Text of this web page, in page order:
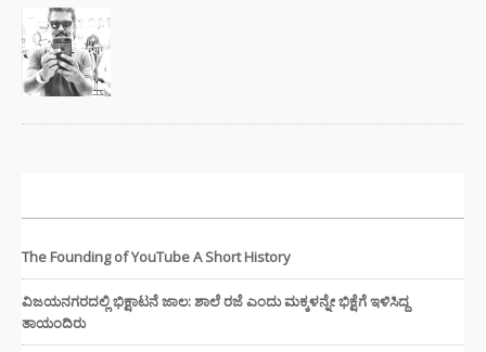
The Founding of YouTube A Short History
ವಿಜಯನಗರದಲ್ಲಿ ಭಿಕ್ಷಾಟನೆ ಜಾಲ: ಶಾಲೆ ರಜೆ ಎಂದು ಮಕ್ಕಳನ್ನೇ ಭಿಕ್ಷೆಗೆ ಇಳಿಸಿದ್ದ
ತಾಯಂದಿರು